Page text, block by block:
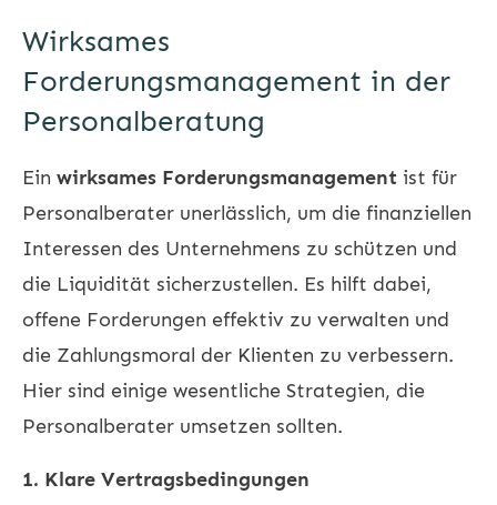
Wirksames
Forderungsmanagement in der
Personalberatung
Ein wirksames Forderungsmanagement ist für
Personalberater unerlässlich, um die finanziellen
Interessen des Unternehmens zu schützen und
die Liquidität sicherzustellen. Es hilft dabei,
offene Forderungen effektiv zu verwalten und
die Zahlungsmoral der Klienten zu verbessern.
Hier sind einige wesentliche Strategien, die
Personalberater umsetzen sollten.
1. Klare Vertragsbedingungen